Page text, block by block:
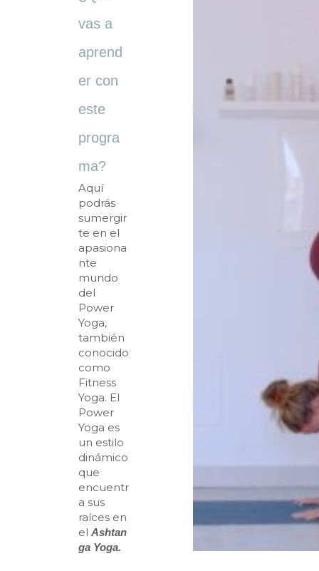
vas a
aprend
er con
este
progra
ma?
Aquí
podrás
sumergir
te en el
apasiona
nte
mundo
del
Power
Yoga,
también
conocido
como
Fitness
Yoga. El
Power
Yoga es
un estilo
dinámico
que
encuentr
a sus
raíces en
el Ashtan
ga Yoga.